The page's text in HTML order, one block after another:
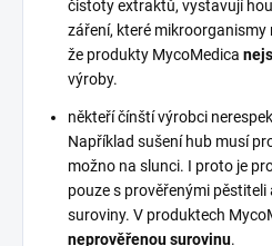
čistoty extraktů, vystavují
záření, které mikroorganismy
že produkty MycoMedica
výroby.
někteří čínští výrobci
Například sušení hub musí
možno na slunci. I proto je
pouze s prověřenými
suroviny. V produktech
neprověřenou surovinu.